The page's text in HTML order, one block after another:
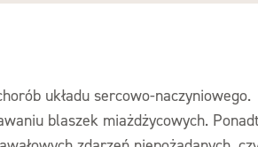
układu sercowo-naczyniowego.
blaszek miażdżycowych.